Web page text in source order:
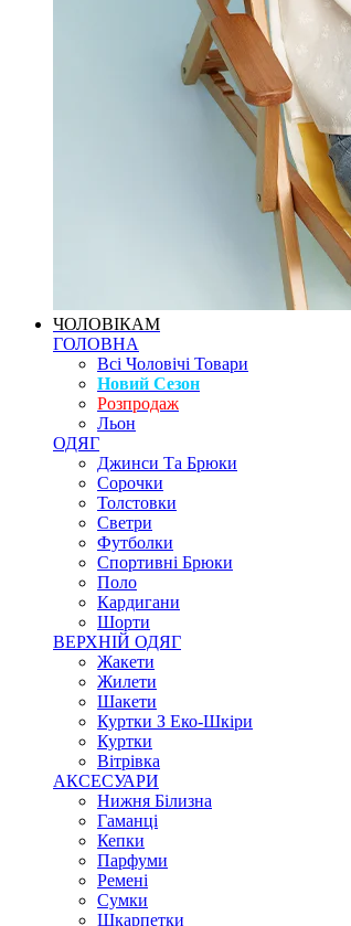
ЧОЛОВІКАМ
ГОЛОВНА
Всі Чоловічі Товари
Новий Сезон
Розпродаж
Льон
ОДЯГ
Джинси Та Брюки
Сорочки
Толстовки
Светри
Футболки
Спортивні Брюки
Поло
Кардигани
Шорти
ВЕРХНІЙ ОДЯГ
Жакети
Жилети
Шакети
Куртки З Еко-Шкіри
Куртки
Вітрівка
АКСЕСУАРИ
Нижня Білизна
Гаманці
Кепки
Парфуми
Ремені
Сумки
Шкарпетки